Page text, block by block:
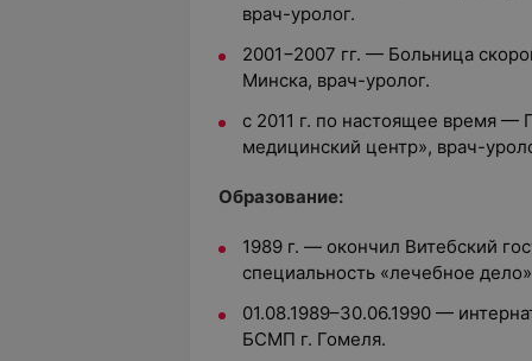
врач-уролог.
2001−2007 гг. — Больница
Минска, врач-уролог.
с 2011 г. по настоящее время —
медицинский центр», врач-
Образование:
1989 г. — окончил Витебский
специальность «лечебное
01.08.1989–30.06.1990 —
БСМП г. Гомеля.